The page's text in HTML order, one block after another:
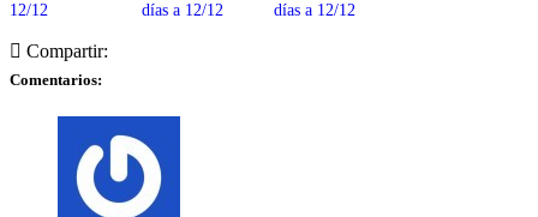
12/12
días a 12/12
días a 12/12
Compartir:
Comentarios: